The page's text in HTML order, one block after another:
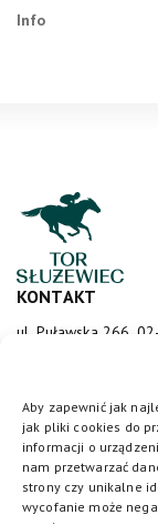
Aby zapewnić jak
jak pliki cookies do
informacji o
nam przetwarzać
strony czy unikalne
wycofanie może
Info
KONTAKT
ul. Puławska 266,
KONTAKT DLA
DOŁĄCZ DO NAS